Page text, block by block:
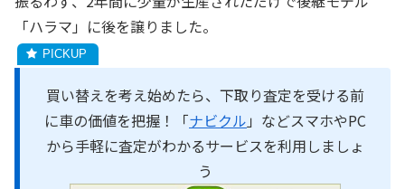
「ハラマ」に後を譲りました。
買い替えを考え始めたら、下取り査定を受ける前
に車の価値を把握！「ナビクル 」などスマホやPC
から手軽に査定がわかるサービスを利用しましょ
う